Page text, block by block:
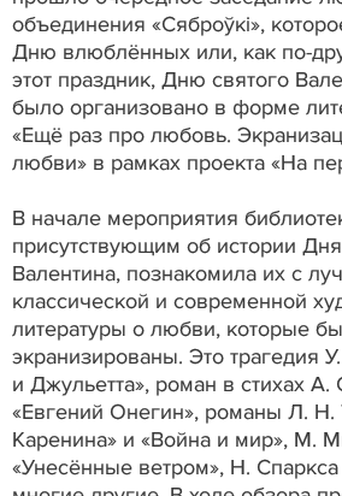
объединения «Сяброўкі»,
Дню влюблённых или, как по-
этот праздник, Дню святого
было организовано в форме
«Ещё раз про любовь.
любви» в рамках проекта «На
В начале мероприятия
присутствующим об истории
Валентина, познакомила их с
классической и современной
литературы о любви, которые
экранизированы. Это трагедия
и Джульетта», роман в стихах
«Евгений Онегин», романы Л. Н.
Каренина» и «Война и мир», М.
«Унесённые ветром», Н.